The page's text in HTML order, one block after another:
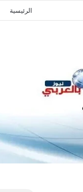
الرئيسية